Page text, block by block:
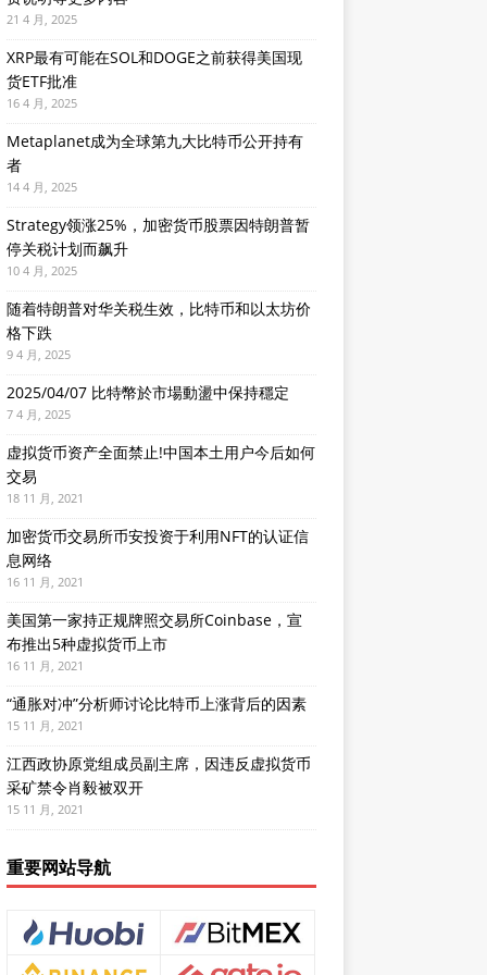
21 4 月, 2025
XRP最有可能在SOL和DOGE之前获得美国现
货ETF批准
16 4 月, 2025
Metaplanet成为全球第九大比特币公开持有
者
14 4 月, 2025
Strategy领涨25%，加密货币股票因特朗普暂
停关税计划而飙升
10 4 月, 2025
随着特朗普对华关税生效，比特币和以太坊价
格下跌
9 4 月, 2025
2025/04/07 比特幣於市場動盪中保持穩定
7 4 月, 2025
虚拟货币资产全面禁止!中国本土用户今后如何
交易
18 11 月, 2021
加密货币交易所币安投资于利用NFT的认证信
息网络
16 11 月, 2021
美国第一家持正规牌照交易所Coinbase，宣
布推出5种虚拟货币上市
16 11 月, 2021
“通胀对冲”分析师讨论比特币上涨背后的因素
15 11 月, 2021
江西政协原党组成员副主席，因违反虚拟货币
采矿禁令肖毅被双开
15 11 月, 2021
重要网站导航